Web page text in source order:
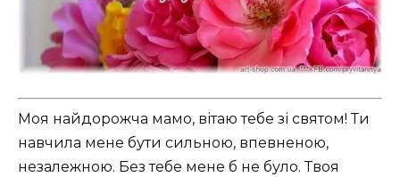
Моя найдорожча мамо, вітаю тебе зі святом! Ти
навчила мене бути сильною, впевненою,
незалежною. Без тебе мене б не було. Твоя